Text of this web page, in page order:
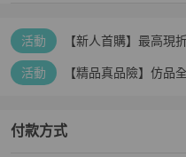
活動 【新人首購】最高現
活動 【精品真品險】仿品
付款方式